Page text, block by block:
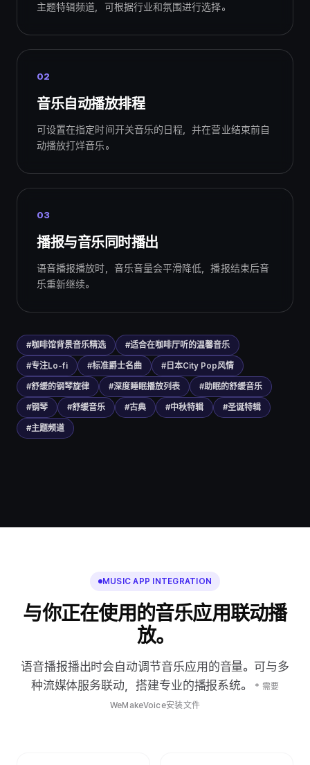
主题特辑频道，可根据行业和氛围进行选择。
02
音乐自动播放排程
可设置在指定时间开关音乐的日程，并在营业结束前自
动播放打烊音乐。
03
播报与音乐同时播出
语音播报播放时，音乐音量会平滑降低，播报结束后音
乐重新继续。
#咖啡馆背景音乐精选 #适合在咖啡厅听的温馨音乐
#专注Lo-fi #标准爵士名曲 #日本City Pop风情
#舒缓的钢琴旋律 #深度睡眠播放列表 #助眠的舒缓音乐
#钢琴 #舒缓音乐 #古典 #中秋特辑 #圣诞特辑
#主题频道
MUSIC APP INTEGRATION
与你正在使用的音乐应用联动播
放。
语音播报播出时会自动调节音乐应用的音量。可与多
种流媒体服务联动，搭建专业的播报系统。
* 需要
WeMakeVoice安装文件